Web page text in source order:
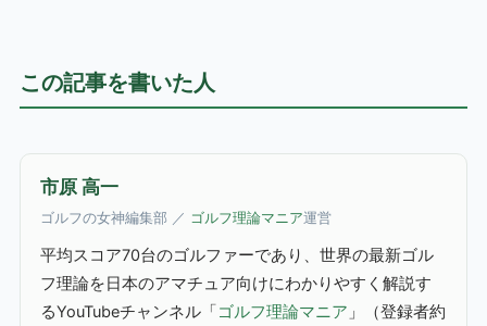
この記事を書いた人
市原 高一
ゴルフの女神編集部 ／ ゴルフ理論マニア運営
平均スコア70台のゴルファーであり、世界の最新ゴル
フ理論を日本のアマチュア向けにわかりやすく解説す
るYouTubeチャンネル「ゴルフ理論マニア 」（登録者約